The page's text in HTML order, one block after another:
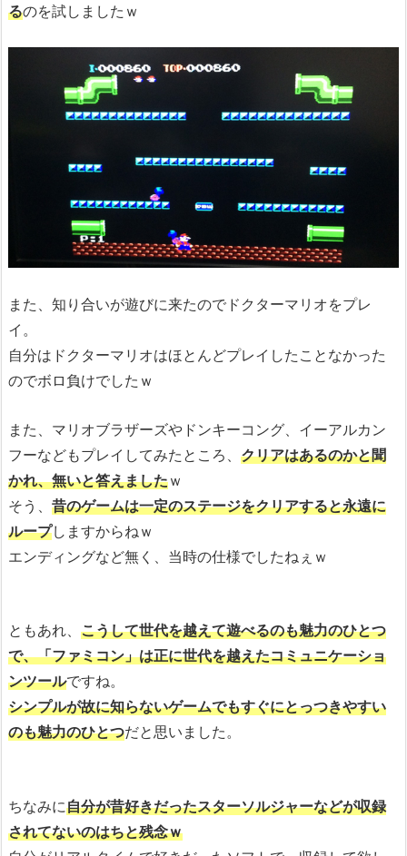
るのを試しましたｗ
また、知り合いが遊びに来たのでドクターマリオをプレ
イ。
自分はドクターマリオはほとんどプレイしたことなかった
のでボロ負けでしたｗ
また、マリオブラザーズやドンキーコング、イーアルカン
フーなどもプレイしてみたところ、 クリアはあるのかと聞
かれ、無いと答えましたｗ
そう、 昔のゲームは一定のステージをクリアすると永遠に
ループしますからねｗ
エンディングなど無く、当時の仕様でしたねぇｗ
ともあれ、 こうして世代を越えて遊べるのも魅力のひとつ
で、「ファミコン」は正に世代を越えたコミュニケーショ
ンツールですね。
シンプルが故に知らないゲームでもすぐにとっつきやすい
のも魅力のひとつだと思いました。
ちなみに自分が昔好きだったスターソルジャーなどが収録
されてないのはちと残念ｗ